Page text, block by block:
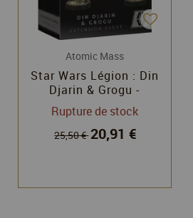
Atomic Mass
Star Wars Légion : Din
Djarin & Grogu -
Extension Agent
Rupture de stock
25,50 €20,91 €